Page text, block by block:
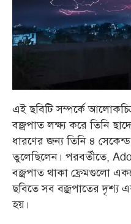
এই ছবিটি সম্পর্কে
বজ্রপাত লক্ষ্য করে তিনি
ধারণের জন্য তিনি ৪
তুলেছিলেন। পরবর্তীতে,
বজ্রপাত থাকা ফ্রেমগুলো
ছবিতে সব বজ্রপাতের দৃশ্য
হয়।